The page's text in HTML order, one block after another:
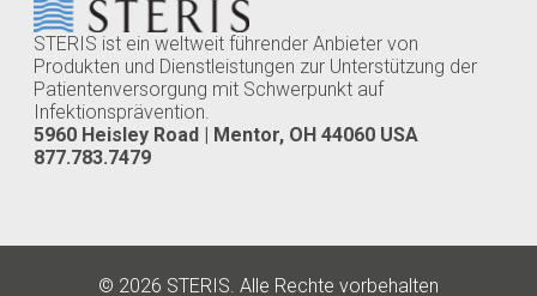
STERIS ist ein weltweit führender Anbieter von
Produkten und Dienstleistungen zur Unterstützung der
Patientenversorgung mit Schwerpunkt auf
Infektionsprävention.
5960 Heisley Road | Mentor, OH 44060 USA
877.783.7479
© 2026 STERIS. Alle Rechte vorbehalten